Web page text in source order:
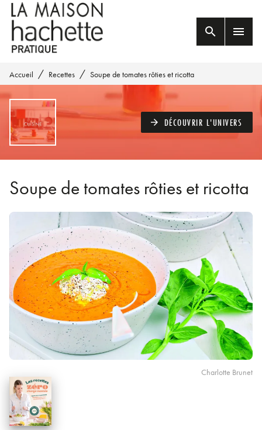
MENU RECHERCHE
PIED DE PAGE
search menu
Accueil / Recettes / Soupe de tomates rôties et ricotta
arrow_forward DÉCOUVRIR L'UNIVERS
Soupe de tomates rôties et ricotta
Charlotte Brunet